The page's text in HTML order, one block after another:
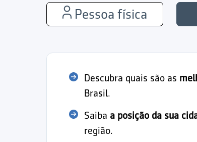
Pessoa física
Descubra quais são as
Brasil.
Saiba a posição da sua
região.